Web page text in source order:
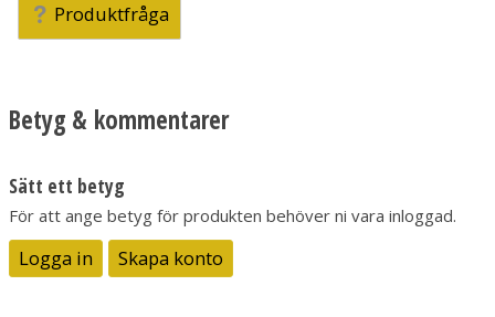
Produktfråga
Betyg & kommentarer
Sätt ett betyg
För att ange betyg för produkten behöver ni vara inloggad.
Logga in Skapa konto